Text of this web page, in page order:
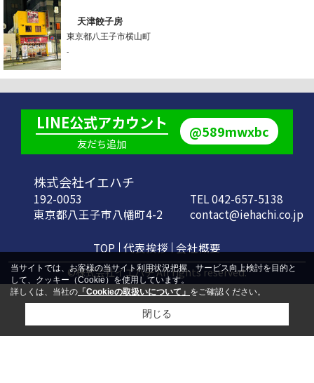
天津餃子房
東京都八王子市横山町
-
LINE公式アカウント
友だち追加
@589mwxbc
株式会社イエハチ
192-0053
東京都八王子市八幡町4-2
TEL 042-657-5138
contact@iehachi.co.jp
TOP 代表挨拶 会社概要
©株式会社イエハチ All rights reserved.
当サイトでは、お客様の当サイト利用状況把握、サービス向上検討を目的と
して、クッキー（Cookie）を使用しています。
詳しくは、当社の 「Cookieの取扱いについて」 をご確認ください。
閉じる